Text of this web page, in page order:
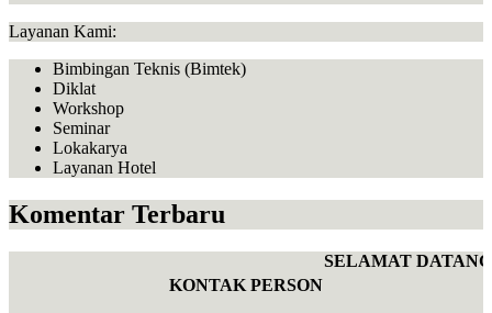
Layanan Kami:
Bimbingan Teknis (Bimtek)
Diklat
Workshop
Seminar
Lokakarya
Layanan Hotel
Komentar Terbaru
SELAMAT
KONTAK PERSON